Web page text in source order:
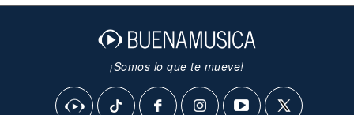
¡Somos lo que te mueve!